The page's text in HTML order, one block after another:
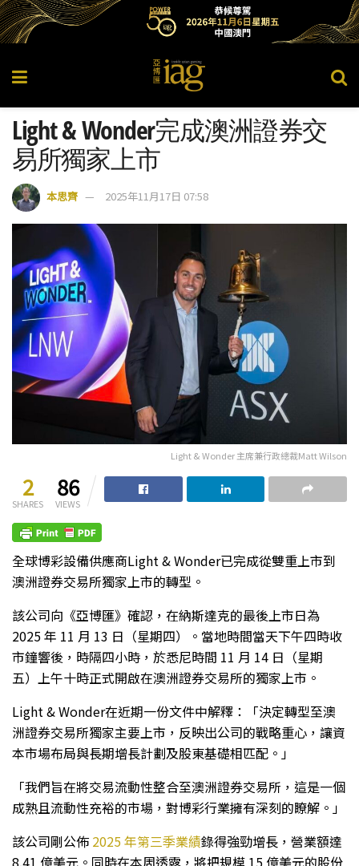
Light & Wonder完成澳洲證券交
易所獨家上市
本思齊 2025年11月17日 07:58
Light & Wonder 主席兼行政總裁Matt Wilson
2
SHARES
86
VIEWS
全球博彩設備供應商Light & Wonder已完成從雙重上市到
澳洲證券交易所獨家上市的轉型。
該公司向《亞博匯》確認，在納斯達克的最後上市日為
2025 年 11 月 13 日（星期四）。當地時間當天下午四時收
市鐘響後，時隔四小時，於悉尼時間 11 月 14 日（星期
五）上午十時正式開啟在澳洲證券交易所的獨家上市。
Light & Wonder在近期一份文件中解釋：「決定轉型至澳
洲證券交易所獨家主要上市，反映出公司的戰略重心，讓資
本市場布局與長期增長計劃及股東基礎相匹配。」
「我們旨在將交易流動性整合至澳洲證券交易所，這是一個
成熟且流動性充裕的市場，對博彩行業擁有深刻的瞭解。」
該公司剛公佈 2025 年第三季業績錄得強勁增長，營業額達
8.41 億美元。同時在本周透露，將把規模 15 億美元的股份